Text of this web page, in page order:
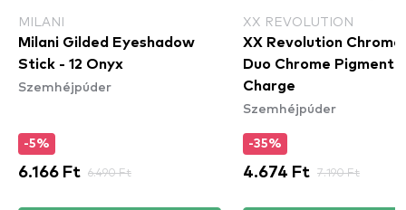
MILANI
Milani Gilded Eyeshadow
Stick - 12 Onyx
Szemhéjpúder
-5%
6.166 Ft 6.490 Ft
XX REVOLUTION
XX Revolution
Duo Chrome Pigment
Charge
Szemhéjpúder
-35%
4.674 Ft 7.190 Ft